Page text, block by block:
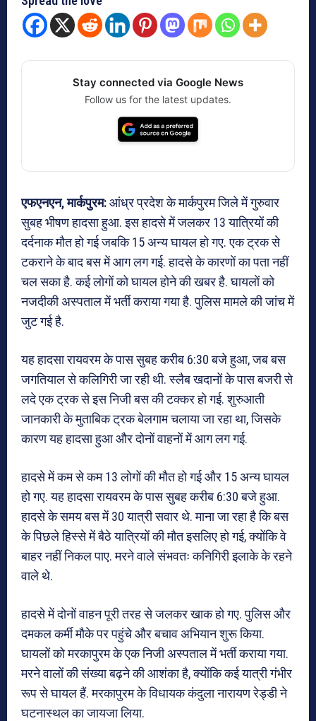
Stay connected via Google News
Follow us for the latest updates.
एफएनएन, मार्कपुरम:आंध्र प्रदेश के मार्कपुरम जिले में गुरुवार
सुबह भीषण हादसा हुआ. इस हादसे में जलकर 13 यात्रियों की
दर्दनाक मौत हो गई जबकि 15 अन्य घायल हो गए. एक ट्रक से
टकराने के बाद बस में आग लग गई. हादसे के कारणों का पता नहीं
चल सका है. कई लोगों को घायल होने की खबर है. घायलों को
नजदीकी अस्पताल में भर्ती कराया गया है. पुलिस मामले की जांच में
जुट गई है.
यह हादसा रायवरम के पास सुबह करीब 6:30 बजे हुआ, जब बस
जगतियाल से कलिगिरी जा रही थी. स्लैब खदानों के पास बजरी से
लदे एक ट्रक से इस निजी बस की टक्कर हो गई. शुरुआती
जानकारी के मुताबिक ट्रक बेलगाम चलाया जा रहा था, जिसके
कारण यह हादसा हुआ और दोनों वाहनों में आग लग गई.
हादसे में कम से कम 13 लोगों की मौत हो गई और 15 अन्य घायल
हो गए. यह हादसा रायवरम के पास सुबह करीब 6:30 बजे हुआ.
हादसे के समय बस में 30 यात्री सवार थे. माना जा रहा है कि बस
के पिछले हिस्से में बैठे यात्रियों की मौत इसलिए हो गई, क्योंकि वे
बाहर नहीं निकल पाए. मरने वाले संभवतः कनिगिरी इलाके के रहने
वाले थे.
हादसे में दोनों वाहन पूरी तरह से जलकर खाक हो गए. पुलिस और
दमकल कर्मी मौके पर पहुंचे और बचाव अभियान शुरू किया.
घायलों को मरकापुरम के एक निजी अस्पताल में भर्ती कराया गया.
मरने वालों की संख्या बढ़ने की आशंका है, क्योंकि कई यात्री गंभीर
रूप से घायल हैं. मरकापुरम के विधायक कंदुला नारायण रेड्डी ने
घटनास्थल का जायजा लिया.